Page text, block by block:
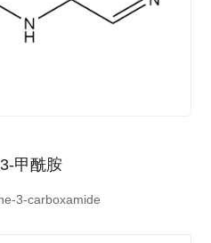
甲酰胺
3-carboxamide